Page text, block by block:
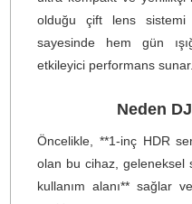
Marka
DJI
Stok Kodu
DJI OSMO
Stok Durumu
Stokta Var
24 Ay
%10indirim